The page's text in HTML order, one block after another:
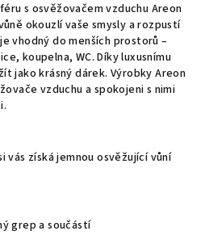
s osvěžovačem vzduchu Areon
okouzlí vaše smysly a rozpustí
vhodný do menších prostorů –
koupelna, WC. Díky luxusnímu
jako krásný dárek. Výrobky Areon
vzduchu a spokojeni s nimi
vás získá jemnou osvěžující vůní
grep a součástí